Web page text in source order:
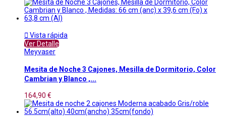
 Vista rápida
Ver Detalle
Meyvaser
Mesita de Noche 3 Cajones, Mesilla de Dormitorio, Color
Cambrian y Blanco ,...
164,90 €